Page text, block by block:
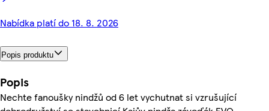
Nabídka platí do 18. 8. 2026
Popis produktu
Popis
Nechte fanoušky nindžů od 6 let vychutnat si vzrušující